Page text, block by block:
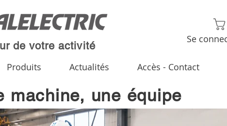
de votre activité
Se
Produits Actualités Accès - Contact
machine, une équipe